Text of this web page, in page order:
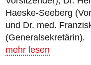
Haeske-Seeberg
und Dr. med.
(Generalsekretärin).
mehr lesen